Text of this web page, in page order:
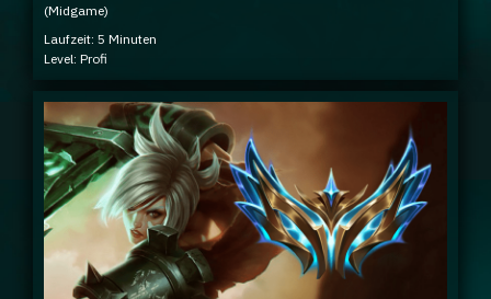
(Midgame)
Laufzeit: 5 Minuten
Level: Profi